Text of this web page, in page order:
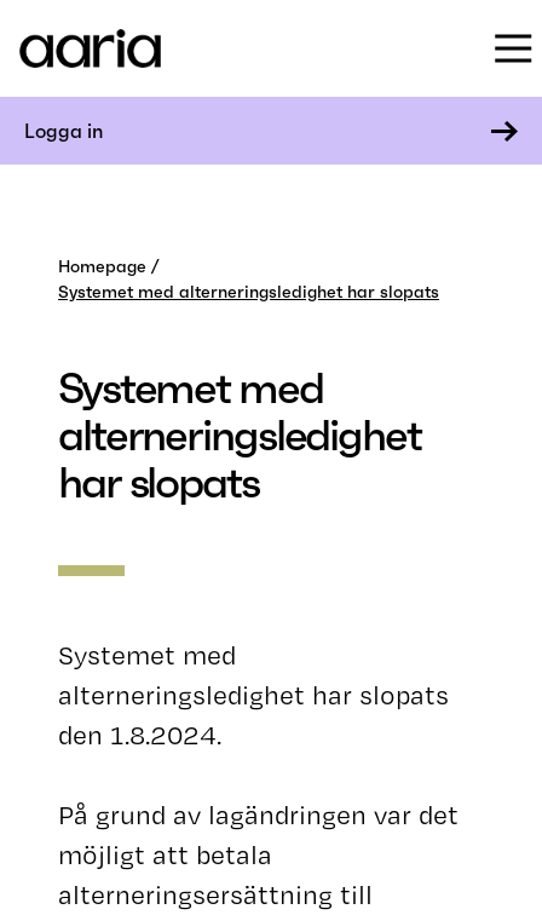
Logga in
Homepage
Systemet med alterneringsledighet har slopats
Systemet med
alterneringsledighet
har slopats
Systemet med
alterneringsledighet har slopats
den 1.8.2024.
På grund av lagändringen var det
möjligt att betala
alterneringsersättning till